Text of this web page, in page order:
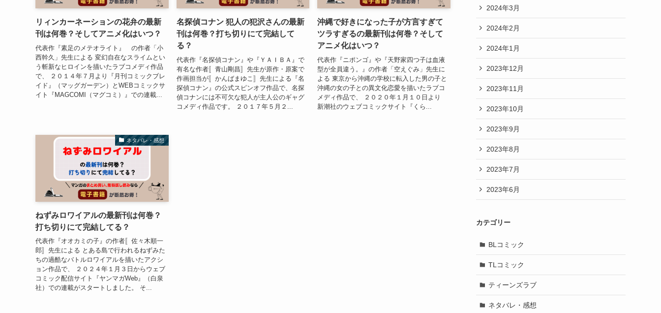
リィンカーネーションの花弁の最新
刊は何巻？そしてアニメ化はいつ？
代表作『素足のメテオライト』 の作者「小
西幹久」先生による 変幻自在なスライムとい
う斬新なヒロインを描いたラブコメディ作品
で、 ２０１４年７月より『月刊コミックブレ
イド』（マッグガーデン）とWEBコミックサ
イト『MAGCOMI（マグコミ）』での連載...
名探偵コナン 犯人の犯沢さんの最新
刊は何巻？打ち切りにて完結して
る？
代表作『名探偵コナン』や『ＹＡＩＢＡ』で
有名な作者〚青山剛昌〛先生が原作・原案で
作画担当が〚かんばまゆこ〛先生による『名
探偵コナン』の公式スピンオフ作品で、名探
偵コナンには不可欠な犯人が主人公のギャグ
コメディ作品です。 ２０１７年５月２...
沖縄で好きになった子が方言すぎて
ツラすぎるの最新刊は何巻？そして
アニメ化はいつ？
代表作『ニポンゴ』や『天野家四つ子は血液
型が全員違う。』の作者「空えぐみ」先生に
よる 東京から沖縄の学校に転入した男の子と
沖縄の女の子との異文化恋愛を描いたラブコ
メディ作品で、 ２０２０年１月１０日より
新潮社のウェブコミックサイト『くら...
ネタバレ・感想
ねずみロワイアルの最新刊は何巻？
打ち切りにて完結してる？
代表作『オオカミの子』の作者〚佐々木順一
郎〛先生による とある島で行われるねずみた
ちの過酷なバトルロワイアルを描いたアクシ
ョン作品で、 ２０２４年１月３日からウェブ
コミック配信サイト『ヤンマガWeb』（白泉
社）での連載がスタートしました。 そ...
2024年3月
2024年2月
2024年1月
2023年12月
2023年11月
2023年10月
2023年9月
2023年8月
2023年7月
2023年6月
カテゴリー
BLコミック
TLコミック
ティーンズラブ
ネタバレ・感想